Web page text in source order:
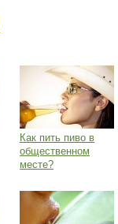
Как пить пиво в
общественном
месте?